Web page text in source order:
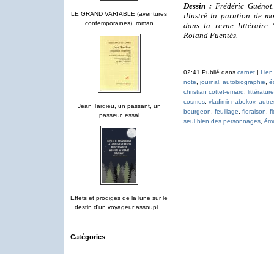
LE GRAND VARIABLE (aventures
contemporaines), roman
Jean Tardieu, un passant, un
passeur, essai
Effets et prodiges de la lune sur le
destin d'un voyageur assoupi...
Catégories
Dessin :Frédéric
illustré la parution de
dans la revue littéraire
Roland Fuentès.
02:41 Publié dans carnet| Lien
note
journal, autobiographie
christian cottet-emard
littérature
cosmos, vladimir nabokov,
bourgeon
feuillage floraison
seul bien des personnages,